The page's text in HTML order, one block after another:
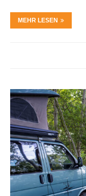
MEHR LESEN